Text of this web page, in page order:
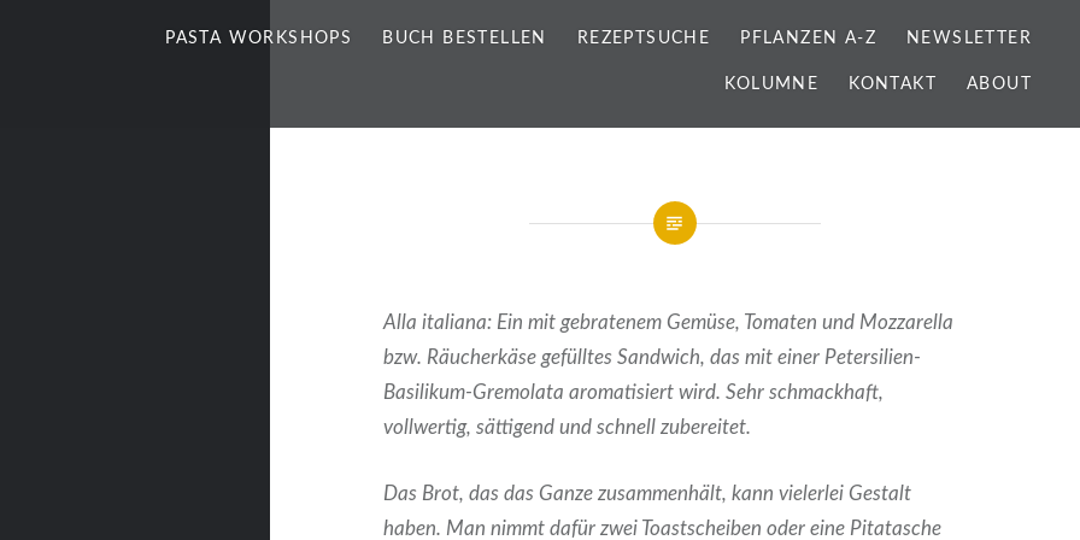
PASTA WORKSHOPS BUCH BESTELLEN REZEPTSUCHE PFLANZEN A-Z NEWSLETTER
KOLUMNE KONTAKT ABOUT
Alla italiana: Ein mit gebratenem Gemüse, Tomaten und Mozzarella
bzw. Räucherkäse gefülltes Sandwich, das mit einer Petersilien-
Basilikum-Gremolata aromatisiert wird. Sehr schmackhaft,
vollwertig, sättigend und schnell zubereitet.
Das Brot, das das Ganze zusammenhält, kann vielerlei Gestalt
haben. Man nimmt dafür zwei Toastscheiben oder eine Pitatasche